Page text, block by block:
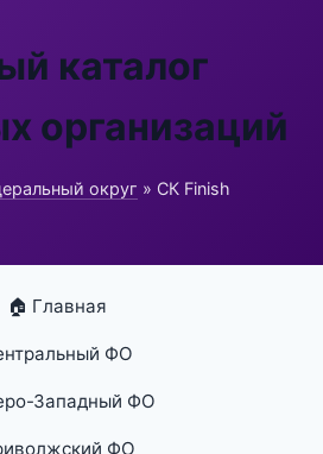
каталог
организаций
округ » СК Finish
🏠 Главная
ФО
Западный ФО
ФО